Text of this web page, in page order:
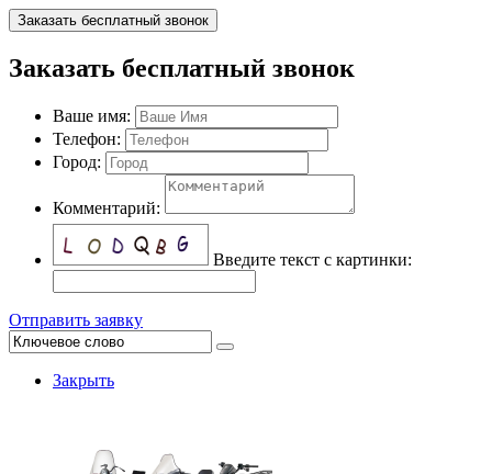
Заказать бесплатный звонок
Заказать бесплатный звонок
Ваше имя:
Телефон:
Город:
Комментарий:
Введите текст с картинки:
Отправить заявку
Закрыть